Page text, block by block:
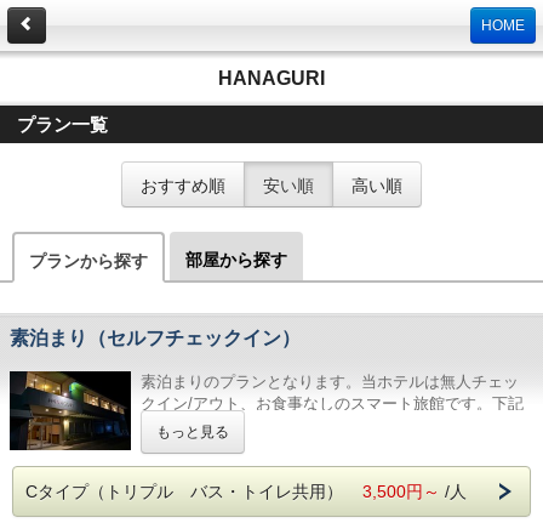
HOME
HANAGURI
プラン一覧
おすすめ順 安い順 高い順
プランから探す 部屋から探す
素泊まり（セルフチェックイン）
素泊まりのプランとなります。当ホテルは無人チェッ
クイン/アウト、お食事なしのスマート旅館です。下記
ご案内を必ずお読みいただいた上で、ご予約ください
【入館用暗証番号など】
ご宿泊前日に、ホテル入口用暗証番号とチェックイン
もっと見る
Cタイプ（トリプル バス・トイレ共用） 3,500円～ /人